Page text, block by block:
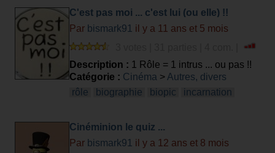
C'est pas moi ... c'est lui (ou elle) !!
Par bismark91 il y a 11 ans et 5 mois
Description : 1 Rôle = 1 intrus ... ou pas !!
Catégorie : Cinéma > Autres, divers
rôle
biographie biopic incarnation
Cinéminion le quiz ...
Par bismark91 il y a 12 ans et 8 mois